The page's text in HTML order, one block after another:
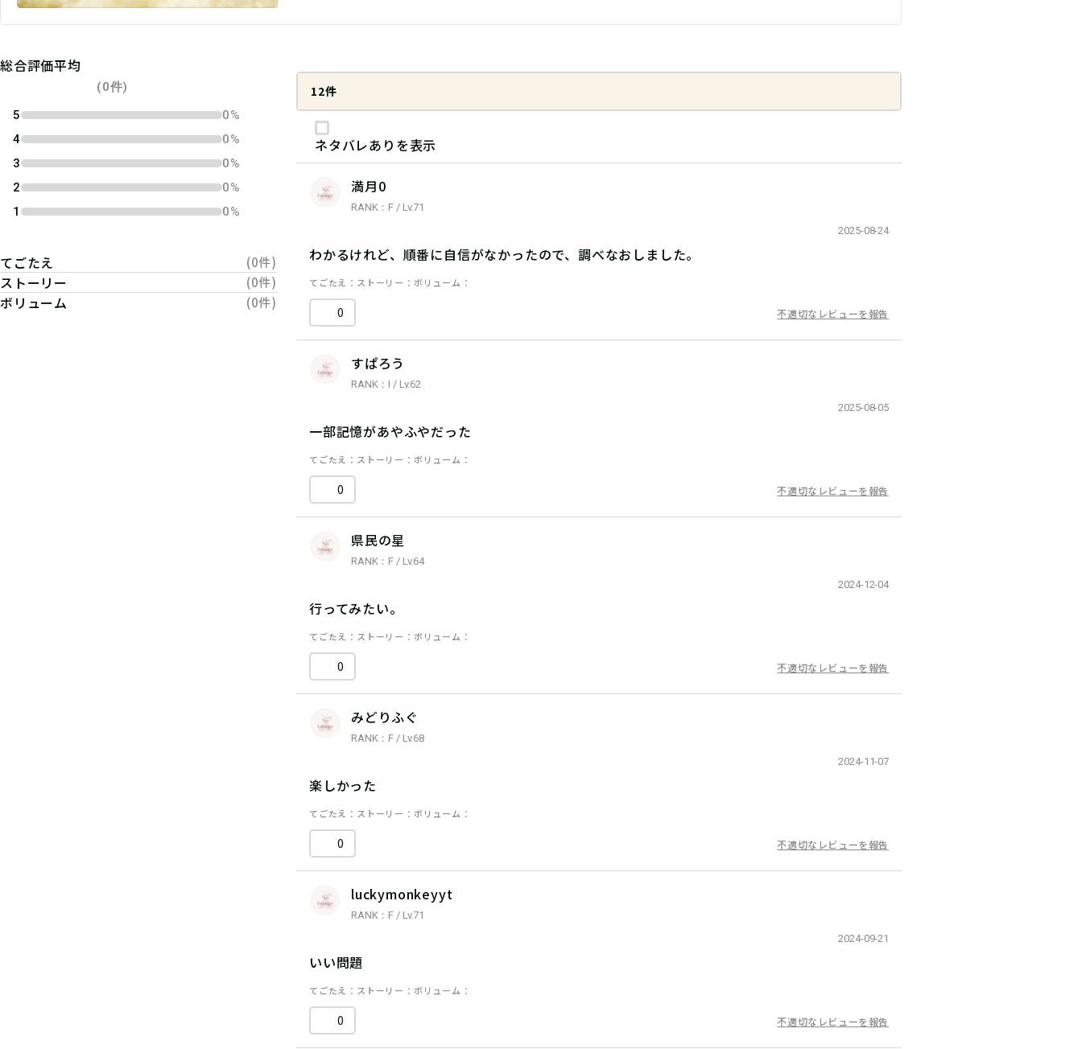
総合評価平均
(0件)
5
0%
4
0%
3
0%
2
0%
1
0%
てごたえ (0件)
ストーリー (0件)
ボリューム (0件)
12件
ネタバレありを表示
満月0
RANK：F / Lv.71
2025-08-24
わかるけれど、順番に自信がなかったので、調べなおしました。
てごたえ ストーリー ボリューム
0 不適切なレビューを報告
すぱろう
RANK：I / Lv.62
2025-08-05
一部記憶があやふやだった
てごたえ ストーリー ボリューム
0 不適切なレビューを報告
県民の星
RANK：F / Lv.64
2024-12-04
行ってみたい。
てごたえ ストーリー ボリューム
0 不適切なレビューを報告
みどりふぐ
RANK：F / Lv.68
2024-11-07
楽しかった
てごたえ ストーリー ボリューム
0 不適切なレビューを報告
luckymonkeyyt
RANK：F / Lv.71
2024-09-21
いい問題
てごたえ ストーリー ボリューム
0 不適切なレビューを報告